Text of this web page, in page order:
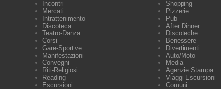
Incontri
Mercati
Intrattenimento
Discoteca
Teatro-Danza
Corsi
Gare-Sportive
Manifestazioni
Convegni
Riti-Religiosi
Reading
Escursioni
Shopping
Pizzerie
Pub
After Dinner
Discoteche
Benessere
Divertimenti
Auto/Moto
Media
Agenzie Stampa
Viaggi Escursioni
Comuni